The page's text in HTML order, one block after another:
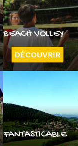
BEACH VOLLEY
DÉCOUVRIR
FANTASTICABLE